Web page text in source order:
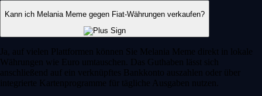
Kann ich Melania Meme gegen Fiat-Währungen verkaufen?
Ja, auf vielen Plattformen können Sie Melania Meme direkt in lokale
Währungen wie Euro umtauschen. Das Guthaben lässt sich
anschließend auf ein verknüpftes Bankkonto auszahlen oder über
integrierte Kartenprogramme für tägliche Ausgaben nutzen.